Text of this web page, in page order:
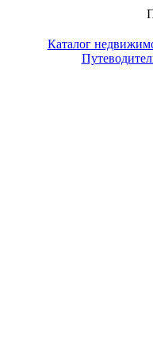
Каталог